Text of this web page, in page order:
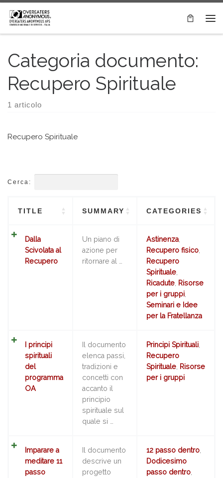
Passa al contenuto
Categoria documento:
Recupero Spirituale
1 articolo
Recupero Spirituale
Cerca:
TITLE SUMMARY CATEGORIES
Dalla
Scivolata al
Recupero
Un piano di
azione per
ritornare al …
Astinenza,
Recupero fisico,
Recupero
Spirituale,
Ricadute, Risorse
per i gruppi,
Seminari e Idee
per la Fratellanza
I principi
spirituali
del
programma
OA
Il documento
elenca passi,
tradizioni e
concetti con
accanto il
principio
spirituale sul
quale si …
Principi Spirituali,
Recupero
Spirituale, Risorse
per i gruppi
Imparare a
meditare 11
passo
Il documento
descrive un
progetto
12 passo dentro,
Dodicesimo
passo dentro,